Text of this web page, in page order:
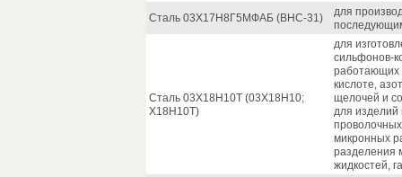
Сталь 03Х17Н8Г5МФАБ (ВНС-31)
для
Сталь 03Х18Н10Т (03Х18Н10;
Х18Н10Т)
для
сильфонов-
работающих
кислоте,
щелочей и
для изделий
микронных
разделения
жидкостей,